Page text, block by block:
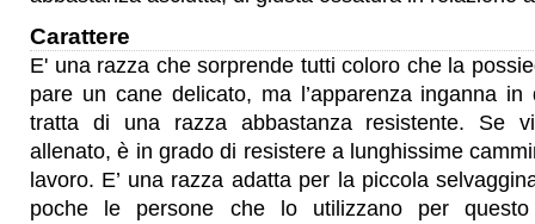
Carattere
E' una razza che sorprende tutti coloro che la
pare un cane delicato, ma l’apparenza inganna
tratta di una razza abbastanza resistente. Se
allenato, è in grado di resistere a lunghissime
lavoro. E’ una razza adatta per la piccola
poche le persone che lo utilizzano per